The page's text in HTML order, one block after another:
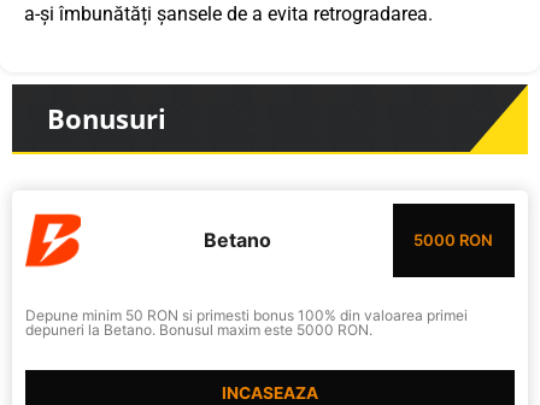
a-șiîmbunătăți șansele de a evita retrogradarea.
Bonusuri
Betano 5000 RON
Depune minim 50 RON si primesti bonus 100% din valoarea primei
depuneri la Betano. Bonusul maxim este 5000 RON.
INCASEAZA